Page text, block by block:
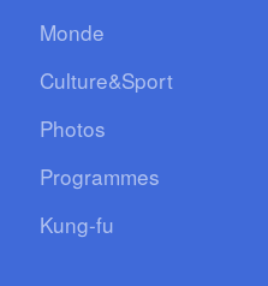
Monde
Culture&Sport
Photos
Programmes
Kung-fu